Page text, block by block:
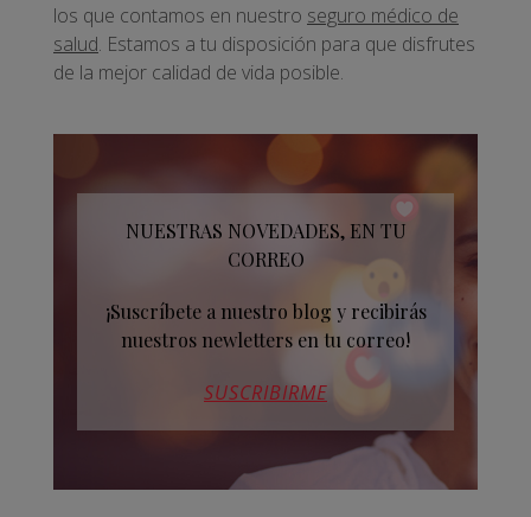
los que contamos en nuestro seguro médico de
salud. Estamos a tu disposición para que disfrutes
de la mejor calidad de vida posible.
NUESTRAS NOVEDADES, EN TU
CORREO
¡Suscríbete a nuestro blog y recibirás
nuestros newletters en tu correo!
SUSCRIBIRME